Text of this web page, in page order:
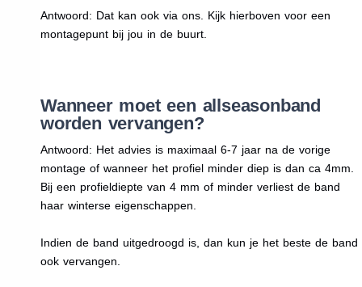
Antwoord: Dat kan ook via ons. Kijk hierboven voor een
montagepunt bij jou in de buurt.
Wanneer moet een allseasonband
worden vervangen?
Antwoord: Het advies is maximaal 6-7 jaar na de vorige
montage of wanneer het profiel minder diep is dan ca 4mm.
Bij een profieldiepte van 4 mm of minder verliest de band
haar winterse eigenschappen.
Indien de band uitgedroogd is, dan kun je het beste de band
ook vervangen.